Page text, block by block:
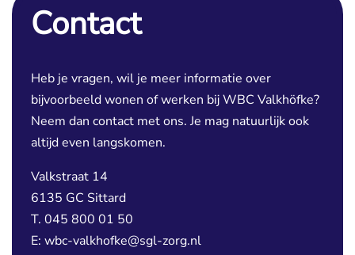
Contact
Heb je vragen, wil je meer informatie over
bijvoorbeeld wonen of werken bij WBC Valkhöfke?
Neem dan contact met ons. Je mag natuurlijk ook
altijd even langskomen.
Valkstraat 14
6135 GC Sittard
T. 045 800 01 50
E: wbc-valkhofke@sgl-zorg.nl